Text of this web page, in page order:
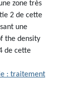
zone très
2 de cette
une
the density
de cette
: traitement